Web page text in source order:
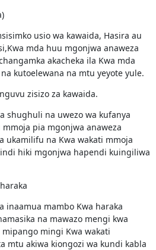
usio wa kawaida, Hasira au
mda huu mgonjwa anaweza
akacheka ila Kwa mda
kutoelewana na mtu yeyote yule.
zisizo za kawaida.
shughuli na uwezo wa kufanya
pia mgonjwa anaweza
ukamilifu na Kwa wakati mmoja
hiki mgonjwa hapendi kuingiliwa
inaamua mambo Kwa haraka
na mawazo mengi kwa
mingi Kwa wakati
mtu akiwa kiongozi wa kundi kabla